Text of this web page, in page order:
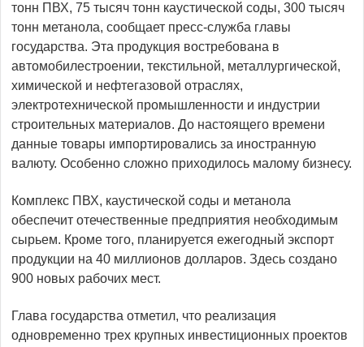
тонн ПВХ, 75 тысяч тонн каустической соды, 300 тысяч
тонн метанола, сообщает пресс-служба главы
государства. Эта продукция востребована в
автомобилестроении, текстильной, металлургической,
химической и нефтегазовой отраслях,
электротехнической промышленности и индустрии
строительных материалов. До настоящего времени
данные товары импортировались за иностранную
валюту. Особенно сложно приходилось малому бизнесу.
Комплекс ПВХ, каустической соды и метанола
обеспечит отечественные предприятия необходимым
сырьем. Кроме того, планируется ежегодный экспорт
продукции на 40 миллионов долларов. Здесь создано
900 новых рабочих мест.
Глава государства отметил, что реализация
одновременно трех крупных инвестиционных проектов